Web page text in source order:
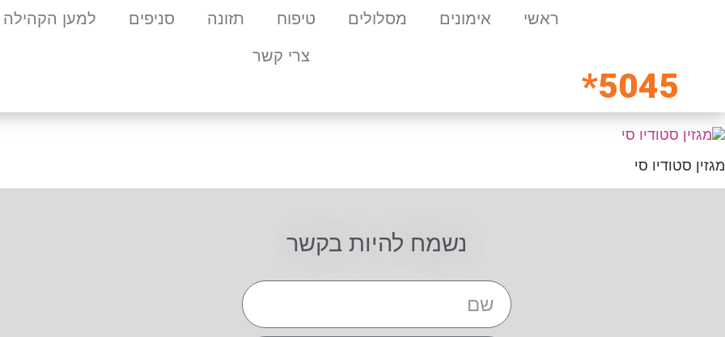
ראשי אימונים מסלולים טיפוח תזונה סניפים למען הקהילה
צרי קשר
5045*
מגזין סטודיו סי
נשמח להיות בקשר